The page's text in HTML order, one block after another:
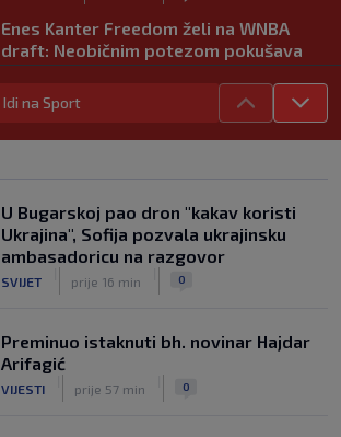
Enes Kanter Freedom želi na WNBA
draft: Neobičnim potezom pokušava
ukazati na pravila lige
KOŠARKA
Otkriven uzrok smrti NBA košarkaša:
Brandon Clarke preminuo od
kombinacije heroina i kokaina
KOŠARKA
|
prije 3 h 0
Idi na Sport
U Bugarskoj pao dron "kakav koristi
Ukrajina", Sofija pozvala ukrajinsku
ambasadoricu na razgovor
SVIJET prije 16 min 0
Preminuo istaknuti bh. novinar Hajdar
Arifagić
VIJESTI prije 57 min 0